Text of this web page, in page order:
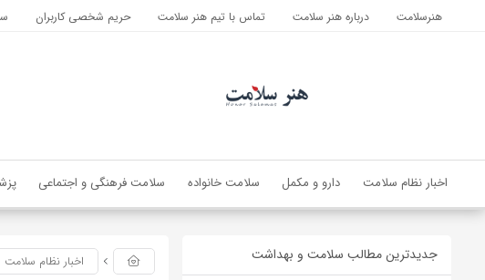
هنرسلامت درباره هنر سلامت تماس با تیم هنر سلامت حریم شخصی کاربران
اخبار نظام سلامت دارو و مکمل سلامت خانواده سلامت فرهنگی و اجتماعی
جدیدترین مطالب سلامت و بهداشت
اخبار نظام سلامت